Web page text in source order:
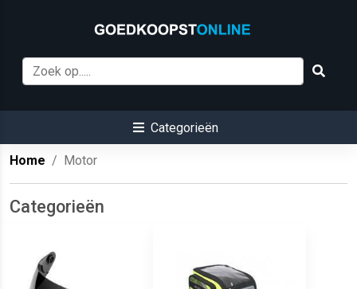
Categorieën
Home Motor
Categorieën